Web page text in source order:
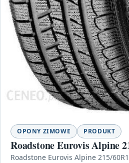
OPONY ZIMOWE PRODUKT
Roadstone Eurovis Alpine
Roadstone Eurovis Alpine 215/